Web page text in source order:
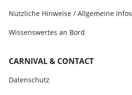
Nützliche Hinweise / Allgemeine Infos
Wissenswertes an Bord
CARNIVAL & CONTACT
Datenschutz